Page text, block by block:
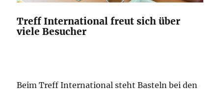
Treff International freut sich über
viele Besucher
Beim Treff International steht Basteln bei den